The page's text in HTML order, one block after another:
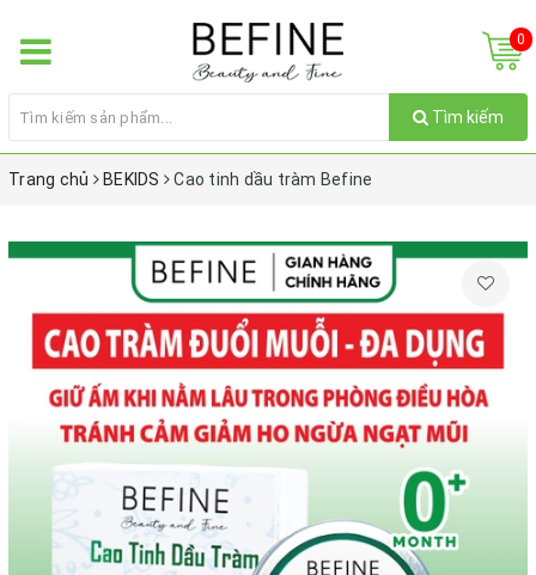
0
Tìm kiếm
Trang chủ BEKIDS Cao tinh dầu tràm Befine